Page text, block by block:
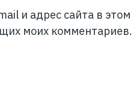
и адрес сайта в этом
моих комментариев.